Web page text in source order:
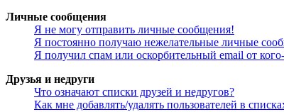
Личные сообщения
Я не могу отправить личные сообщения!
Я постоянно получаю нежелательные личные
Я получил спам или оскорбительный email от
Друзья и недруги
Что означают списки друзей и недругов?
Как мне добавлять/удалять пользователей в